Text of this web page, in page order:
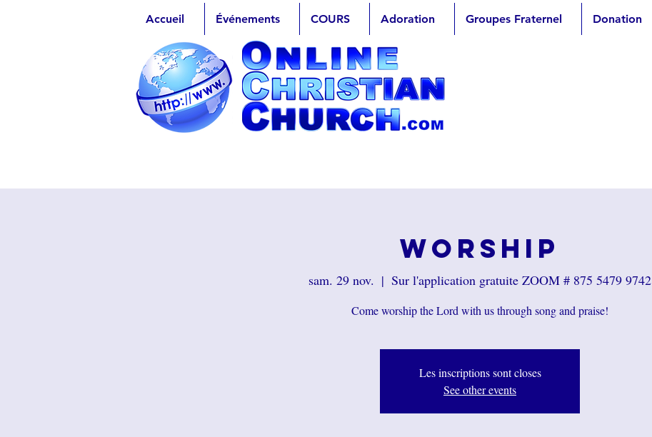
Accueil Événements COURS Adoration Groupes Fraternel Donation
Worship
sam. 29 nov.
  |
Sur l'application gratuite ZOOM # 875 5479 9742
Come worship the Lord with us through song and praise!
Les inscriptions sont closes
See other events